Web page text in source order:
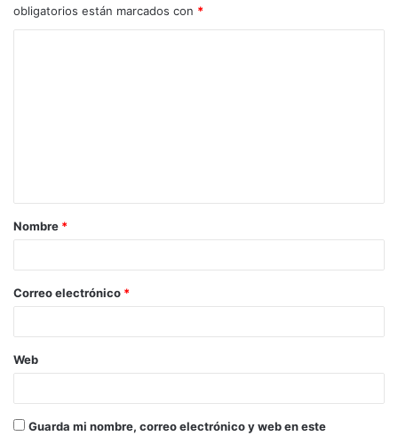
obligatorios están marcados con *
Nombre *
Correo electrónico *
Web
Guarda mi nombre, correo electrónico y web en este